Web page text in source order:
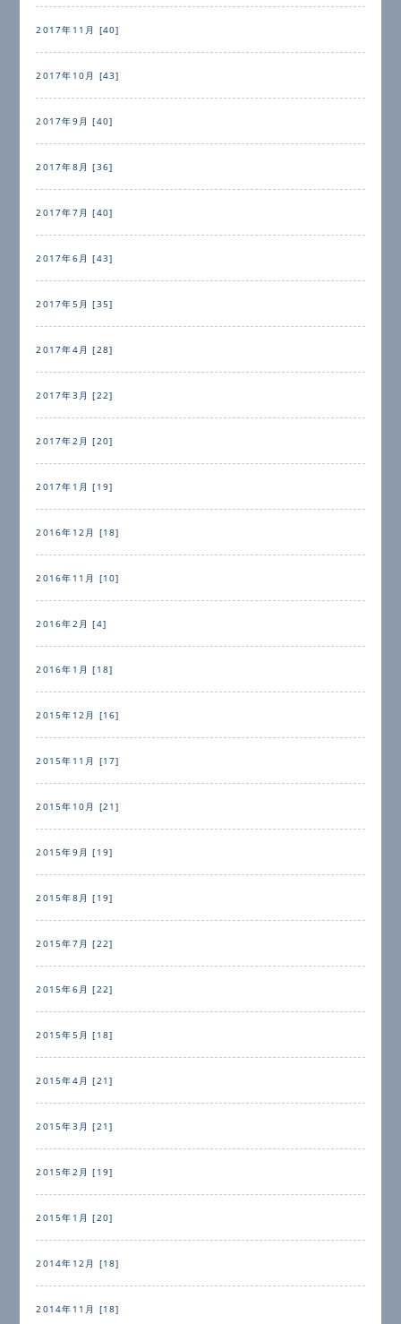
2017年11月 [40]
2017年10月 [43]
2017年9月 [40]
2017年8月 [36]
2017年7月 [40]
2017年6月 [43]
2017年5月 [35]
2017年4月 [28]
2017年3月 [22]
2017年2月 [20]
2017年1月 [19]
2016年12月 [18]
2016年11月 [10]
2016年2月 [4]
2016年1月 [18]
2015年12月 [16]
2015年11月 [17]
2015年10月 [21]
2015年9月 [19]
2015年8月 [19]
2015年7月 [22]
2015年6月 [22]
2015年5月 [18]
2015年4月 [21]
2015年3月 [21]
2015年2月 [19]
2015年1月 [20]
2014年12月 [18]
2014年11月 [18]